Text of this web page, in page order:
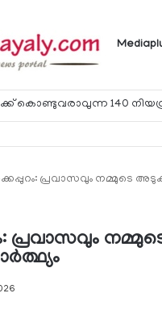
പ്രവാസവും നമ്മുടെ
പ്രവാസവും